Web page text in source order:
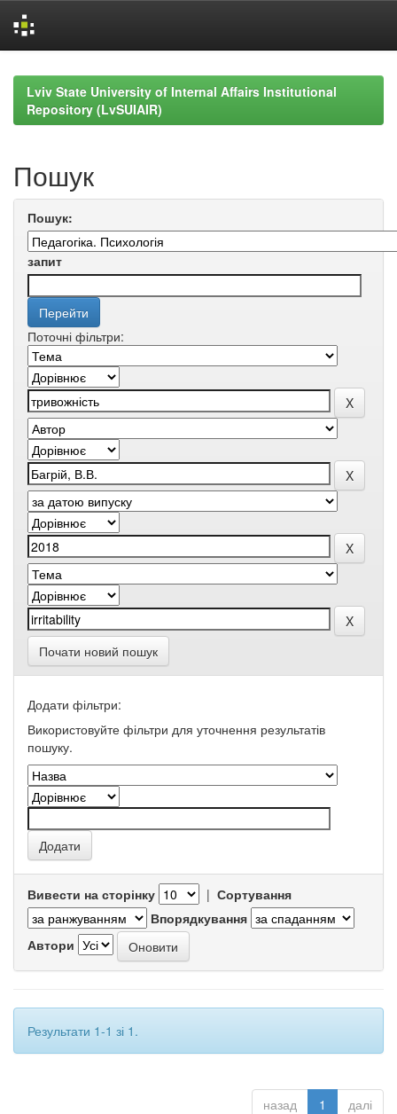
navigationLviv State University of Internal Affairs Institutional
Repository (LvSUIAIR)
Пошук
Пошук:
запит
Поточні фільтри:
Почати новий пошук
Додати фільтри:
Використовуйте фільтри для уточнення результатів
пошуку.
Вивести на сторінку | Сортування
Впорядкування
Автори
Результати 1-1 зі 1.
назад 1 далі